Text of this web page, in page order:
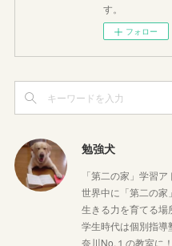
す。
フォロー
勉強犬
「第二の家」学習ア
世界中に「第二の家
生きる力を育てる場
学生時代は個別指
奈川No,１の教室に